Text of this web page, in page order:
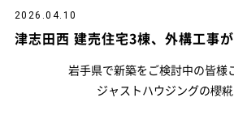
2026.04.10
津志田西 建売住宅3棟、外構工事
岩手県で新築をご検討中の皆様
ジャストハウジングの櫻糀
展示場へ行く